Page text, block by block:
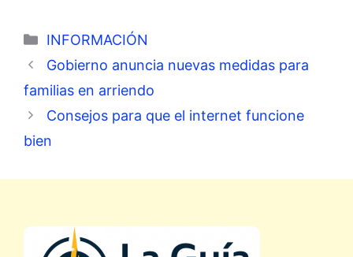
Categorías
INFORMACIÓN
Gobierno anuncia nuevas medidas para
familias en arriendo
Consejos para que el internet funcione
bien